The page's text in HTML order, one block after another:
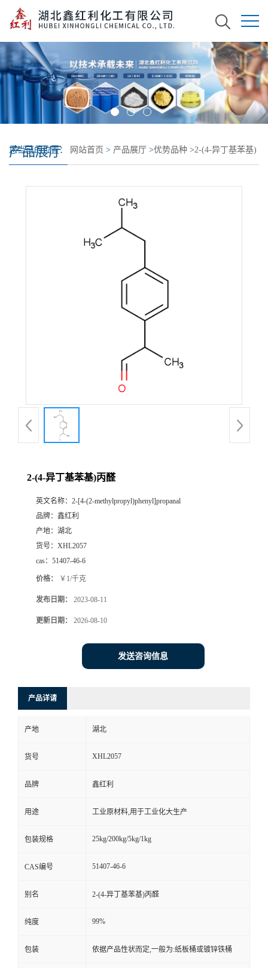
产品展厅
您当前的位置： 网站首页 > 产品展厅 >优势品种 >2-(4-异丁基苯基)
2-(4-异丁基苯基)丙醛
英文名称： 2-[4-(2-methylpropyl)phenyl]propanal
品牌： 鑫红利
产地： 湖北
货号： XHL2057
cas： 51407-46-6
价格： ￥1/千克
发布日期： 2023-08-11
更新日期： 2026-08-10
发送咨询信息
产品详请
产地 湖北
货号 XHL2057
品牌 鑫红利
用途 工业原材料,用于工业化大生产
包装规格 25kg/200kg/5kg/1kg
CAS编号 51407-46-6
别名 2-(4-异丁基苯基)丙醛
纯度 99%
包装 依据产品性状而定,一般为:纸板桶或镀锌铁桶